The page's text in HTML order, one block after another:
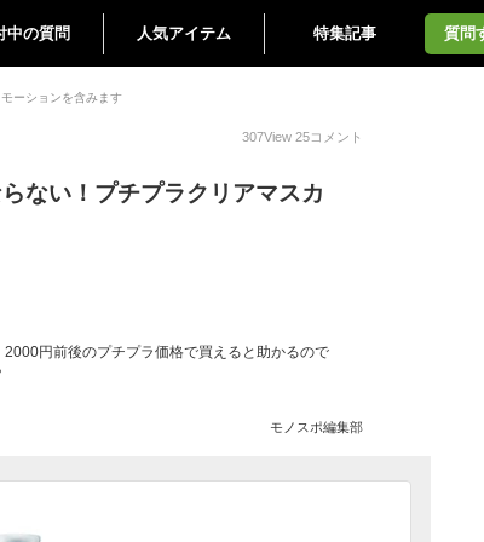
中の質問 人気アイテム 特集記事 質問
ーションを含みます
307View 25コメント
ない！プチプラクリアマスカ
円前後のプチプラ価格で買えると助かるので
モノスポ編集部